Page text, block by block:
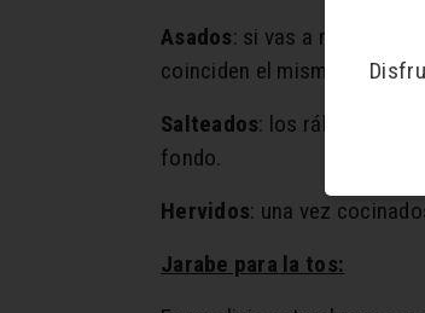
Asados: si vas a
coinciden el mismo tiempo
Salteados: los rábanos
fondo.
Hervidos: una vez
Jarabe para la tos: